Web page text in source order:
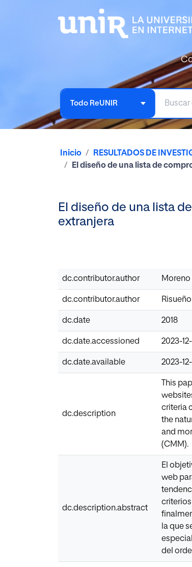
Todo ReUNIR
Inicio RESULTADOS DE
El diseño de una lista de
El diseño de una lista
extranjera
dc.contributor.author Moreno
dc.contributor.author
dc.date 2018
dc.date.accessioned 2023-
dc.date.available 2023-
dc.description
This
criteria
the
and
(CMM).
dc.description.abstract
El
web
la que
del